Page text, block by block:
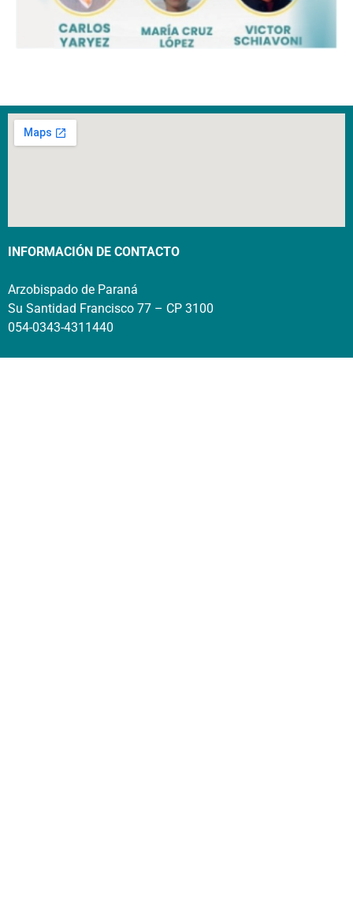
INFORMACIÓN DE CONTACTO
Arzobispado de Paraná
Su Santidad Francisco 77 – CP 3100
054-0343-4311440